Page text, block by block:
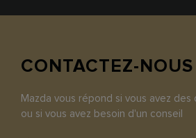
CONTACTEZ-NOUS
Mazda vous répond si vous avez des
ou si vous avez besoin d'un conseil